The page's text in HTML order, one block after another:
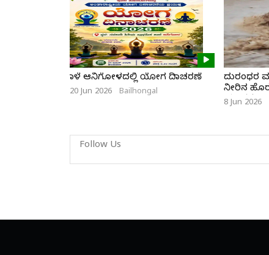
ನಾಳೆ ಆನಿಗೋಳದಲ್ಲಿ ಯೋಗ ದಿನಾಚರಣೆ
20 Jun 2026 Bailhongal
ದುರಂಧರ
ನೀರಿನ
ಯುವಕ
8 Jun 2026
Follow Us